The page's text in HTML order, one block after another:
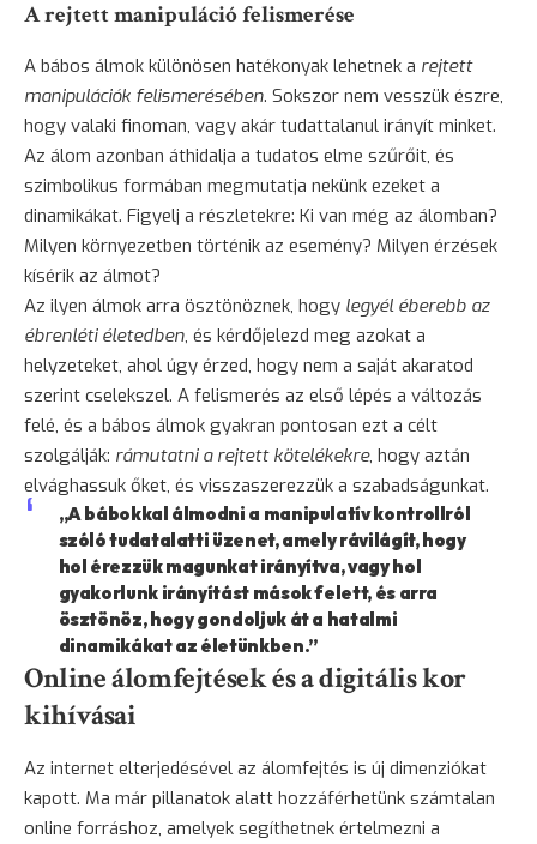
A rejtett manipuláció felismerése
A bábos álmok különösen hatékonyak lehetnek a rejtett
manipulációk felismerésében. Sokszor nem vesszük észre,
hogy valaki finoman, vagy akár tudattalanul irányít minket.
Az álom azonban áthidalja a tudatos elme szűrőit, és
szimbolikus formában megmutatja nekünk ezeket a
dinamikákat. Figyelj a részletekre: Ki van még az álomban?
Milyen környezetben történik az esemény? Milyen érzések
kísérik az álmot?
Az ilyen álmok arra ösztönöznek, hogy legyél éberebb az
ébrenléti életedben, és kérdőjelezd meg azokat a
helyzeteket, ahol úgy érzed, hogy nem a saját akaratod
szerint cselekszel. A felismerés az első lépés a változás
felé, és a bábos álmok gyakran pontosan ezt a célt
szolgálják: rámutatni a rejtett kötelékekre, hogy aztán
elvághassuk őket, és visszaszerezzük a szabadságunkat.
„A bábokkal álmodni a manipulatív kontrollról
szóló tudatalatti üzenet, amely rávilágít, hogy
hol érezzük magunkat irányítva, vagy hol
gyakorlunk irányítást mások felett, és arra
ösztönöz, hogy gondoljuk át a hatalmi
dinamikákat az életünkben.”
Online álomfejtések és a digitális kor
kihívásai
Az internet elterjedésével az álomfejtés is új dimenziókat
kapott. Ma már pillanatok alatt hozzáférhetünk számtalan
online forráshoz, amelyek segíthetnek értelmezni a